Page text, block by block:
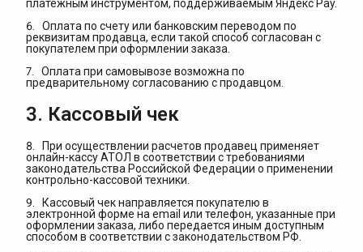
платежным инструментом, поддерживаемым Яндекс Pay.
6. Оплата по счету или банковским переводом по
реквизитам продавца, если такой способ согласован с
покупателем при оформлении заказа.
7. Оплата при самовывозе возможна по
предварительному согласованию с продавцом.
3. Кассовый чек
8. При осуществлении расчетов продавец применяет
онлайн-кассу АТОЛ в соответствии с требованиями
законодательства Российской Федерации о применении
контрольно-кассовой техники.
9. Кассовый чек направляется покупателю в
электронной форме на email или телефон, указанные при
оформлении заказа, либо передается иным доступным
способом в соответствии с законодательством РФ.